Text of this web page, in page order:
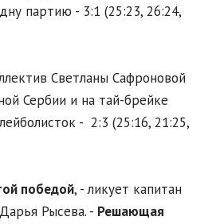
партию - 3:1 (25:23, 26:24,
Светланы Сафроновой
Сербии и на тай-брейке
- 2:3 (25:16, 21:25,
победой, - ликует капитан
Рысева. - Решающая